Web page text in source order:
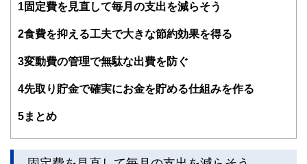
得者を中心に「お金や暮らし」に関する書籍・雑誌の編集経
験者で構成され、企画立案から記事掲載まですべての工程に
護士、税理士、宅地建物取引士、相続診断士、住宅ローンア
かしく感じられる年金や税金、相続、保険、ローンなどの話
をわかりやすく発信している点です。
1 固定費を見直して毎月の支出を減らそう
2食費を抑える工夫で大きな節約効果を得る
3変動費の管理で無駄な出費を防ぐ
4先取り貯金で確実にお金を貯める仕組みを作る
5まとめ